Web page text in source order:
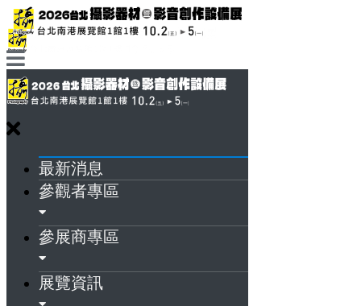
最新消息
參觀者專區
參展商專區
展覽資訊